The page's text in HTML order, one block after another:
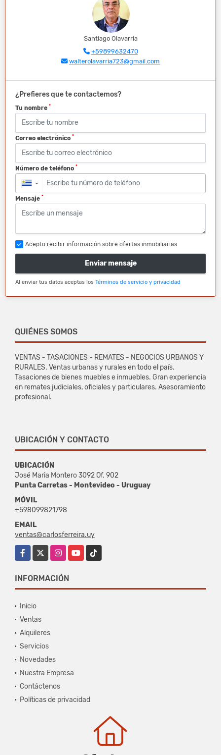
Santiago Olavarria
+59899632470
walterolavarria723@gmail.com
¿Prefieres que te contactemos?
Tu nombre *
Correo electrónico *
Número de teléfono *
▼
Mensaje *
Acepto recibir información sobre ofertas inmobiliarias
Enviar mensaje
Al enviar tus datos aceptas los Términos de servicio y privacidad
QUIÉNES SOMOS
VENTAS - TASACIONES - REMATES - NEGOCIOS URBANOS Y
RURALES. Ventas urbanas y rurales en todo el país.
Tasaciones de bienes muebles e inmuebles. Gran experiencia
en remates judiciales, oficiales y particulares. Asesoramiento
profesional.
UBICACIÓN Y CONTACTO
UBICACIÓN
José Maria Montero 3092 Of. 902
Punta Carretas - Montevideo - Uruguay
MÓVIL
+598099821798
EMAIL
ventas@carlosferreira.uy
Facebook
InstagramYouTubeTikTok
INFORMACIÓN
Inicio
Ventas
Alquileres
Servicios
Novedades
Nuestra Empresa
Contáctenos
Políticas de privacidad